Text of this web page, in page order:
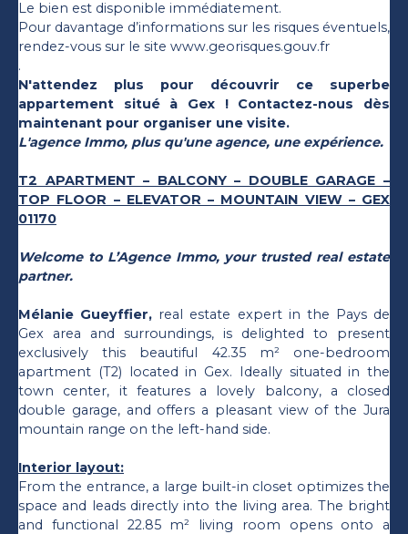
Le bien est disponible immédiatement.
Pour davantage d’informations sur les risques éventuels,
rendez-vous sur le site www.georisques.gouv.fr
.
N'attendez plus pour découvrir ce superbe
appartement situé à Gex ! Contactez-nous dès
maintenant pour organiser une visite.
L'agence Immo, plus qu'une agence, une expérience.
T2 APARTMENT – BALCONY – DOUBLE GARAGE –
TOP FLOOR – ELEVATOR – MOUNTAIN VIEW – GEX
01170
Welcome to L’Agence Immo, your trusted real estate
partner.
Mélanie Gueyffier, real estate expert in the Pays de
Gex area and surroundings, is delighted to present
exclusively this beautiful 42.35 m² one-bedroom
apartment (T2) located in Gex. Ideally situated in the
town center, it features a lovely balcony, a closed
double garage, and offers a pleasant view of the Jura
mountain range on the left-hand side.
Interior layout:
From the entrance, a large built-in closet optimizes the
space and leads directly into the living area. The bright
and functional 22.85 m² living room opens onto a